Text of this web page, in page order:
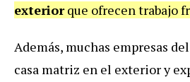
exteriorque ofrecen trabajo
Además, muchas empresas
casa matriz en el exterior y